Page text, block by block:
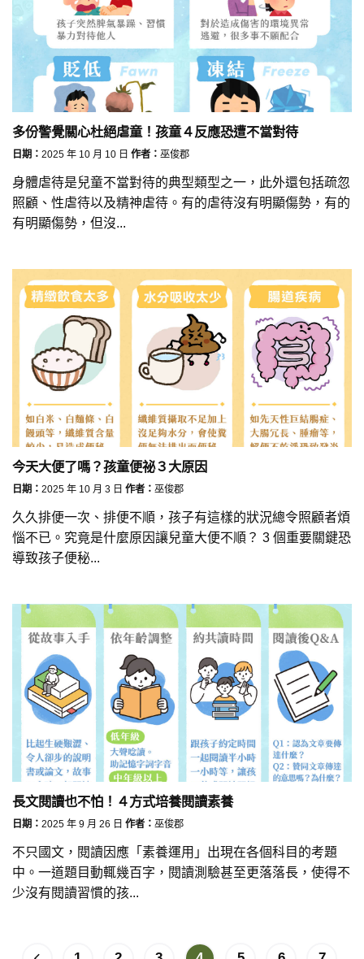
多份警覺關心杜絕虐童！孩童４反應恐遭不當對待
日期： 2025 年 10 月 10 日 作者： 巫俊郡
身體虐待是兒童不當對待的典型類型之一，此外還包括疏忽
照顧、性虐待以及精神虐待。有的虐待沒有明顯傷勢，有的
有明顯傷勢，但沒...
今天大便了嗎？孩童便祕３大原因
日期： 2025 年 10 月 3 日 作者： 巫俊郡
久久排便一次、排便不順，孩子有這樣的狀況總令照顧者煩
惱不已。究竟是什麼原因讓兒童大便不順？ 3 個重要關鍵恐
導致孩子便秘...
長文閱讀也不怕！４方式培養閱讀素養
日期： 2025 年 9 月 26 日 作者： 巫俊郡
不只國文，閱讀因應「素養運用」出現在各個科目的考題
中。一道題目動輒幾百字，閱讀測驗甚至更落落長，使得不
少沒有閱讀習慣的孩...